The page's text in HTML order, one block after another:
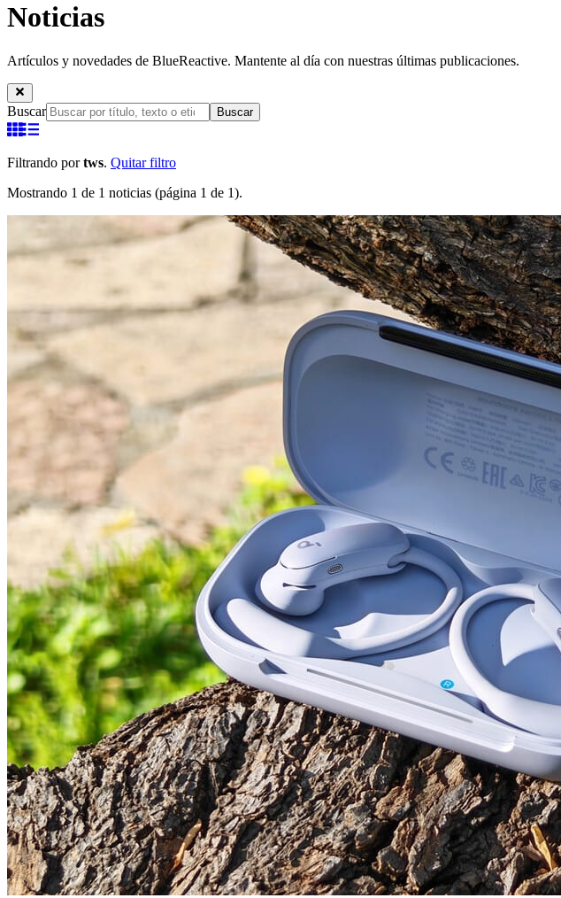
Noticias
Artículos y novedades de BlueReactive. Mantente al día con nuestras últimas publicaciones.
Buscar Buscar
Filtrando portws. Quitar filtro
Mostrando 1 de 1 noticias (página 1 de 1).